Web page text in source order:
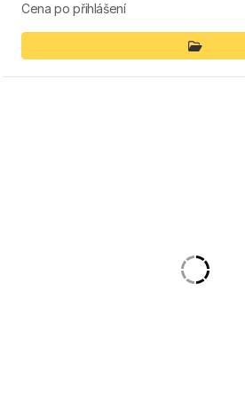
Cena po přihlášení